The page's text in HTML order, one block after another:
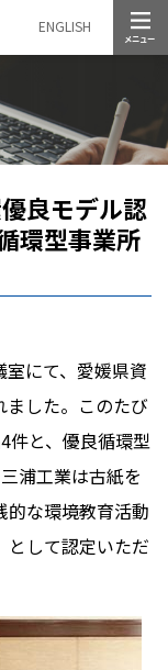
ENGLISH
良モデル認
環型事業所
にて、愛媛県資
した。このたび
4件と、優良循環型
浦工業は古紙を
的な環境教育活動
として認定いただ